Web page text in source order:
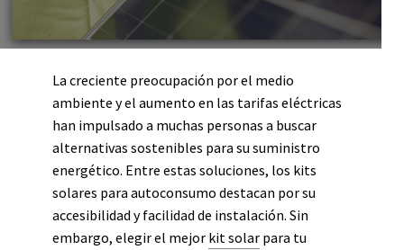
La creciente preocupación por el medio
ambiente y el aumento en las tarifas eléctricas
han impulsado a muchas personas a buscar
alternativas sostenibles para su suministro
energético. Entre estas soluciones, los kits
solares para autoconsumo destacan por su
accesibilidad y facilidad de instalación. Sin
embargo, elegir el mejor kit solar para tu